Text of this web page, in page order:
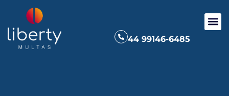
44 99146-6485